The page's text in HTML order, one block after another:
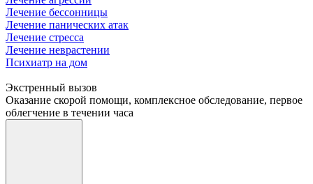
Лечение бессонницы
Лечение панических атак
Лечение стресса
Лечение неврастении
Психиатр на дом
Экстренный вызов
Оказание скорой помощи, комплексное обследование, первое
облегчение в течении часа